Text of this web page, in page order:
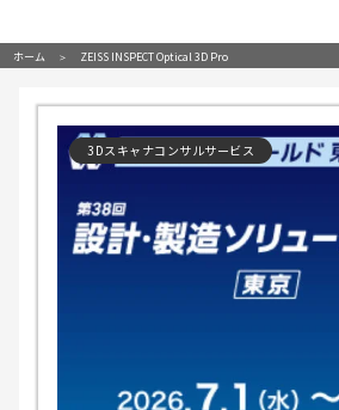
ホーム ZEISS INSPECT Optical 3D Pro
3Dスキャナコンサルサービス